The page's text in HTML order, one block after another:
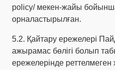
policy/мекен-жайы бойынша
орналастырылған.
5.2. Қайтару ережелері
ажырамас бөлігі болып
ережелерінде